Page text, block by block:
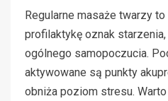
Regularne masaże twarzy
profilaktykę oznak
ogólnego samopoczucia.
aktywowane są punkty
obniża poziom stresu.